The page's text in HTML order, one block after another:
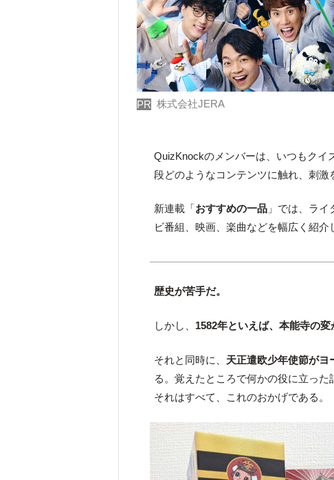
PR 株式会社JERA
QuizKnockのメンバーは、いつもクイ
段どのようなコンテンツに触れ、刺激
新連載「おすすめの一品 」では、ラ
ビ番組、映画、楽曲などを幅広く紹介
歴史が苦手だ。
しかし、 1582年といえば、本能寺の
それと同時に、 天正遣欧少年使節がヨ
る。覚えたところで何かの役に立った
それはすべて、これのおかげである。